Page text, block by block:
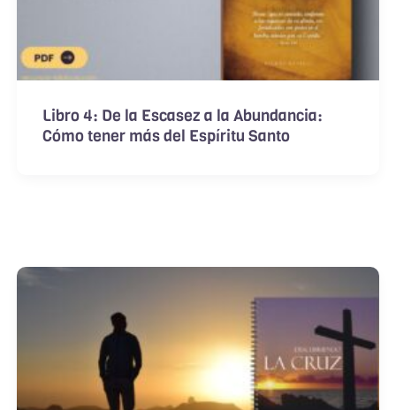
Libro 4: De la Escasez a la Abundancia:
Cómo tener más del Espíritu Santo